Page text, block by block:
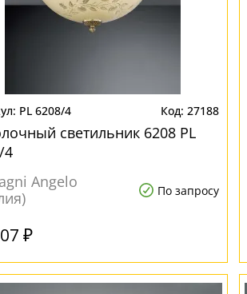
PL 6208/4 27188
светильник 6208 PL
4
Angelo
По запросу
₽